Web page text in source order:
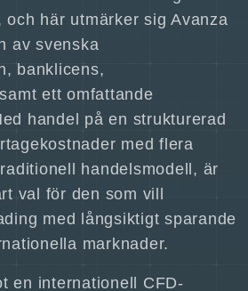
och här utmärker sig Avanza
av svenska
banklicens,
ett omfattande
handel på en strukturerad
med flera
handelsmodell, är
val för den som vill
med långsiktigt sparande
marknader.
en internationell CFD-